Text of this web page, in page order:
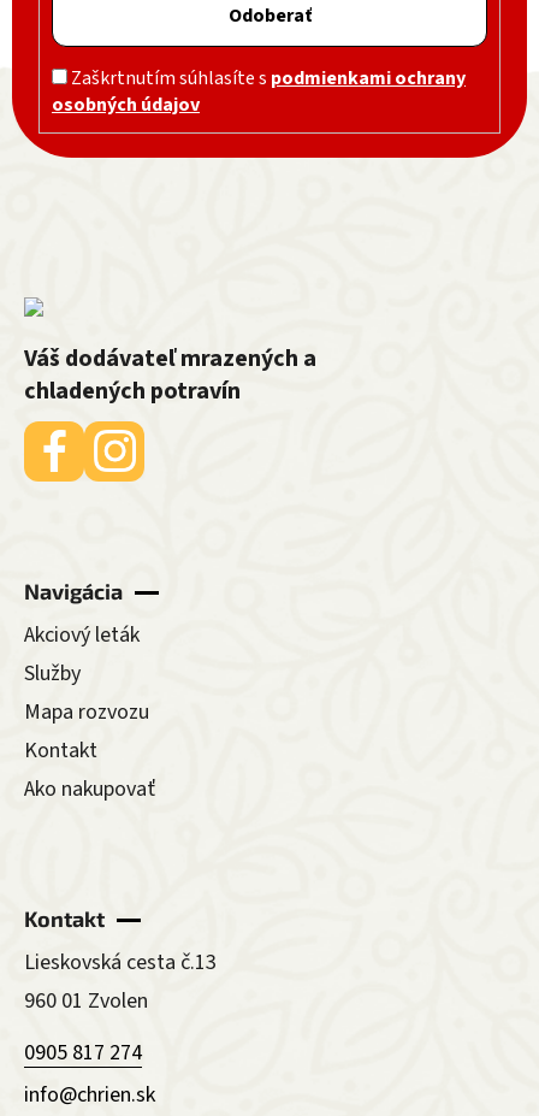
Odoberať
Zaškrtnutím súhlasíte s podmienkami ochrany
osobných údajov
Zápätie
Váš dodávateľ mrazených a
chladených potravín
Navigácia
Akciový leták
Služby
Mapa rozvozu
Kontakt
Ako nakupovať
Kontakt
Lieskovská cesta č.13
960 01 Zvolen
0905 817 274
info@chrien.sk